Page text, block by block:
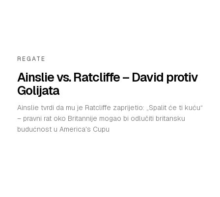
REGATE
Ainslie vs. Ratcliffe – David protiv
Golijata
Ainslie tvrdi da mu je Ratcliffe zaprijetio: „Spalit će ti kuću“
– pravni rat oko Britannije mogao bi odlučiti britansku
budućnost u America's Cupu